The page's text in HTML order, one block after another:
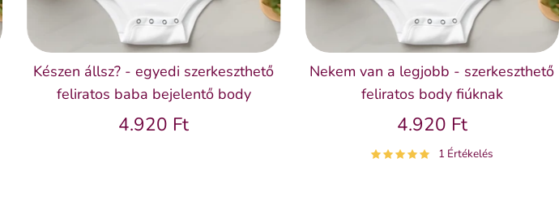
Készen állsz? - egyedi szerkeszthető
feliratos baba bejelentő body
4.920 Ft
Nekem van a legjobb - szerkeszthető
feliratos body fiúknak
4.920 Ft
1 Értékelés